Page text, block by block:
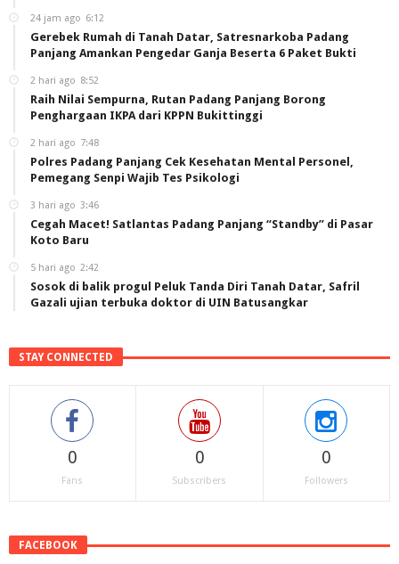
24 jam ago 6:12
Gerebek Rumah di Tanah Datar, Satresnarkoba Padang
Panjang Amankan Pengedar Ganja Beserta 6 Paket Bukti
2 hari ago 8:52
Raih Nilai Sempurna, Rutan Padang Panjang Borong
Penghargaan IKPA dari KPPN Bukittinggi
2 hari ago 7:48
Polres Padang Panjang Cek Kesehatan Mental Personel,
Pemegang Senpi Wajib Tes Psikologi
3 hari ago 3:46
Cegah Macet! Satlantas Padang Panjang “Standby” di Pasar
Koto Baru
5 hari ago 2:42
Sosok di balik progul Peluk Tanda Diri Tanah Datar, Safril
Gazali ujian terbuka doktor di UIN Batusangkar
STAY CONNECTED
0
Fans
0
Subscribers
0
Followers
FACEBOOK